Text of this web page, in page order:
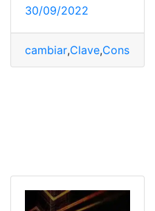
30/09/2022
cambiar,Clave,Consulta